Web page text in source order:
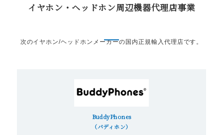
イヤホン・ヘッドホン周辺機器代理店事業
次のイヤホン/ヘッドホンメーカーの国内正規輸入代理店です。
BuddyPhones
（バディホン）